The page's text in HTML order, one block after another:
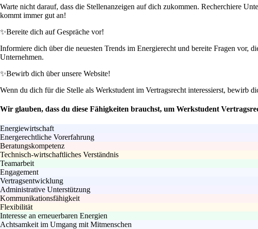
Warte nicht darauf, dass die Stellenanzeigen auf dich zukommen. Recherchiere
kommt immer gut an!
✨Bereite dich auf Gespräche vor!
Informiere dich über die neuesten Trends im Energierecht und bereite Fragen vor,
Unternehmen.
✨Bewirb dich über unsere Website!
Wenn du dich für die Stelle als Werkstudent im Vertragsrecht interessierst, bewirb
Wir glauben, dass du diese Fähigkeiten brauchst, um Werkstudent
Energiewirtschaft
Energerechtliche Vorerfahrung
Beratungskompetenz
Technisch-wirtschaftliches Verständnis
Teamarbeit
Engagement
Vertragsentwicklung
Administrative Unterstützung
Kommunikationsfähigkeit
Flexibilität
Interesse an erneuerbaren Energien
Achtsamkeit im Umgang mit Mitmenschen